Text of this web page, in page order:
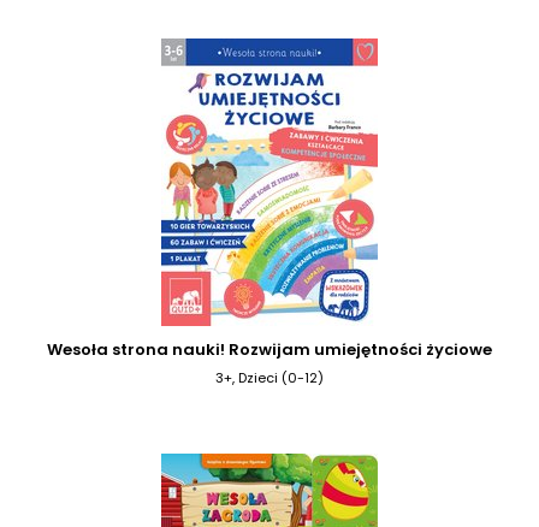
Wesoła strona nauki! Rozwijam umiejętności życiowe
3+, Dzieci (0-12)